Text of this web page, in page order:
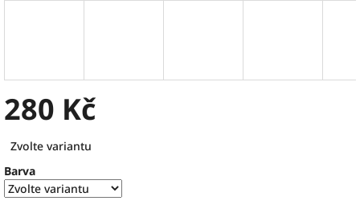
280 Kč
cena:
Zvolte variantu
Barva